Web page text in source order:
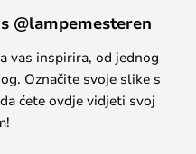
@lampemesteren
vas inspirira, od jednog
Označite svoje slike s
ćete ovdje vidjeti svoj